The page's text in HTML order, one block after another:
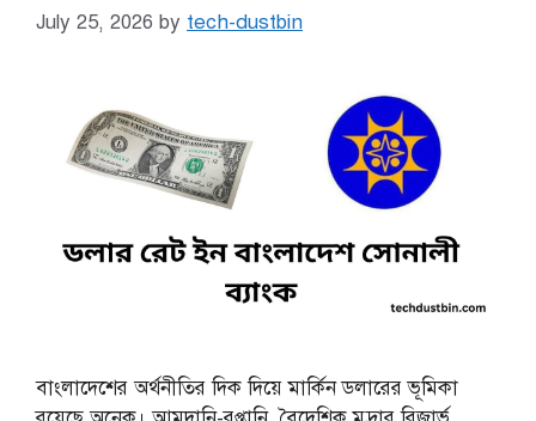
July 25, 2026 by tech-dustbin
বাংলাদেশের অর্থনীতির দিক দিয়ে মার্কিন ডলারের ভূমিকা